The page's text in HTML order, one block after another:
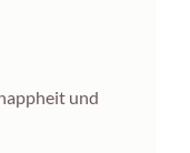
und